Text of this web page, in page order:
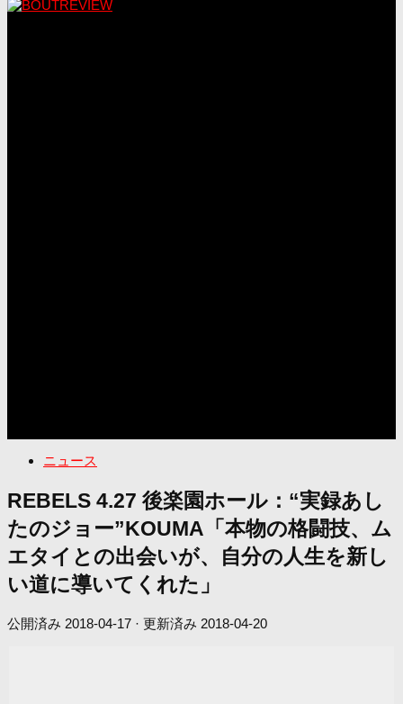
ニュース
REBELS 4.27 後楽園ホール：“実録あし
たのジョー”KOUMA「本物の格闘技、ム
エタイとの出会いが、自分の人生を新し
い道に導いてくれた」
公開済み 2018-04-17 · 更新済み 2018-04-20